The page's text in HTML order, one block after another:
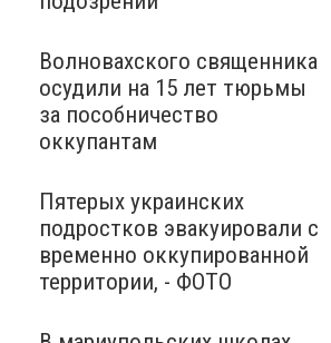
Волновахского священника
осудили на 15 лет тюрьмы
за пособничество
оккупантам
Пятерых украинских
подростков эвакуировали с
временно оккупированной
территории, - ФОТО